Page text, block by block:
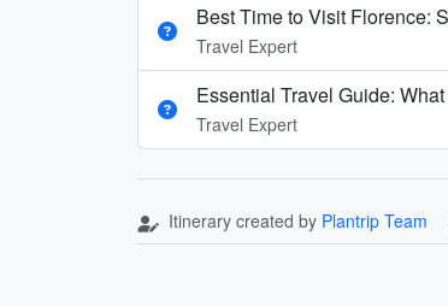
Best Time to Visit Florence:
Travel Expert
Essential Travel Guide:
Travel Expert
Itinerary created by Plantrip Team